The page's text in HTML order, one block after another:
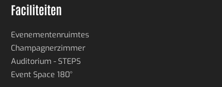
Faciliteiten
Evenementenruimtes
Champagnerzimmer
Auditorium - STEPS
Event Space 180°